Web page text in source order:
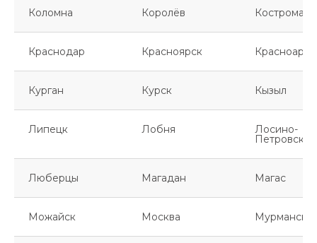
Коломна Королёв Кострома
Краснодар Красноярск
Курган Курск Кызыл
Липецк Лобня Лосино-
Петровский
Люберцы Магадан Магас
Можайск Москва Мурманск